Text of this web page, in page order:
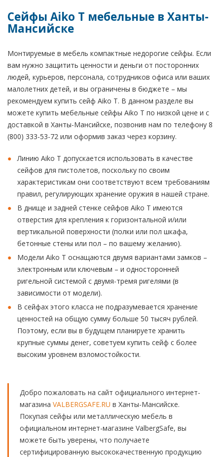
Сейфы Aiko T мебельные в Ханты-
Мансийске
Монтируемые в мебель компактные недорогие сейфы. Если
вам нужно защитить ценности и деньги от посторонних
людей, курьеров, персонала, сотрудников офиса или ваших
малолетних детей, и вы ограничены в бюджете – мы
рекомендуем купить сейф Aiko T. В данном разделе вы
можете купить мебельные сейфы Aiko T по низкой цене и с
доставкой в Ханты-Мансийске, позвонив нам по телефону 8
(800) 333-53-72 или оформив заказ через корзину.
Линию Aiko T допускается использовать в качестве
сейфов для пистолетов, поскольку по своим
характеристикам они соответствуют всем требованиям
правил, регулирующих хранение оружия в нашей стране.
В днище и задней стенке сейфов Aiko T имеются
отверстия для крепления к горизонтальной и/или
вертикальной поверхности (полки или пол шкафа,
бетонные стены или пол – по вашему желанию).
Модели Aiko T оснащаются двумя вариантами замков –
электронным или ключевым – и односторонней
ригельной системой с двумя-тремя ригелями (в
зависимости от модели).
В сейфах этого класса не подразумевается хранение
ценностей на общую сумму больше 50 тысяч рублей.
Поэтому, если вы в будущем планируете хранить
крупные суммы денег, советуем купить сейф с более
высоким уровнем взломостойкости.
Добро пожаловать на сайт официального интернет-
магазина VALBERGSAFE.RU в Ханты-Мансийске.
Покупая сейфы или металлическую мебель в
официальном интернет-магазине ValbergSafe, вы
можете быть уверены, что получаете
сертифицированную высококачественную продукцию